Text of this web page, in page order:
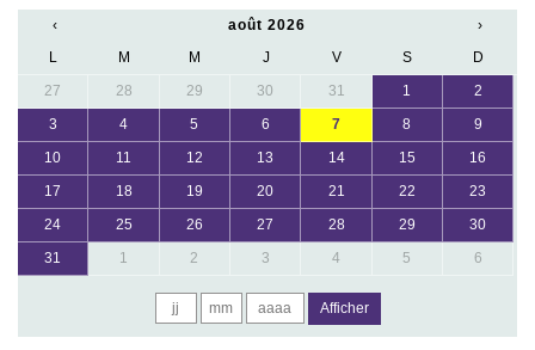
‹ août 2026
›
L
M M J V S
D
27
28 29 30 31 1
2
3
4 5 6 7 8
9
10
11 12 13 14 15
16
17
18 19 20 21 22
23
24
25 26 27 28 29
30
31
1 2 3 4 5 6
Afficher